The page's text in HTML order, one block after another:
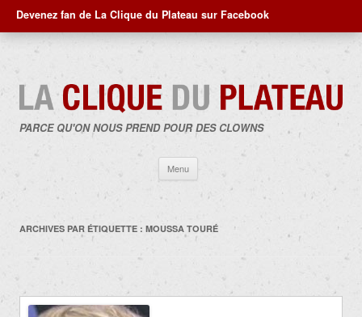
Devenez fan de La Clique du Plateau sur Facebook
PARCE QU'ON NOUS PREND POUR DES CLOWNS
Menu
contenu
ARCHIVES PAR ÉTIQUETTE : MOUSSA TOURÉ